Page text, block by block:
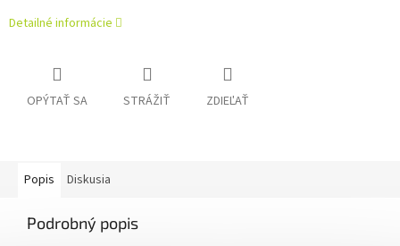
Detailné informácie
OPÝTAŤ SA STRÁŽIŤ ZDIEĽAŤ
Popis Diskusia
Podrobný popis